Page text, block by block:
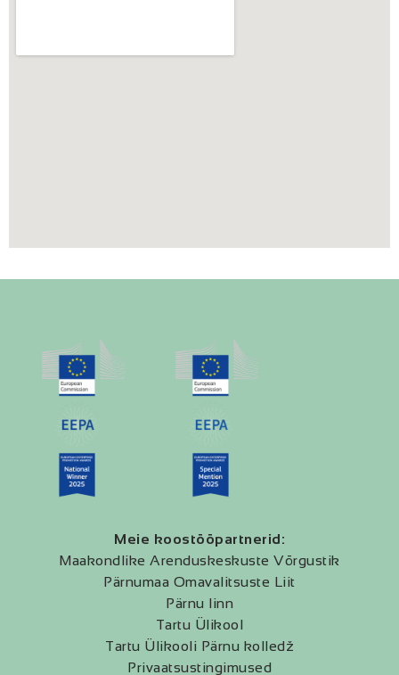
Meie koostööpartnerid:
Maakondlike Arenduskeskuste Võrgustik
Pärnumaa Omavalitsuste Liit
Pärnu linn
Tartu Ülikool
Tartu Ülikooli Pärnu kolledž
Privaatsustingimused